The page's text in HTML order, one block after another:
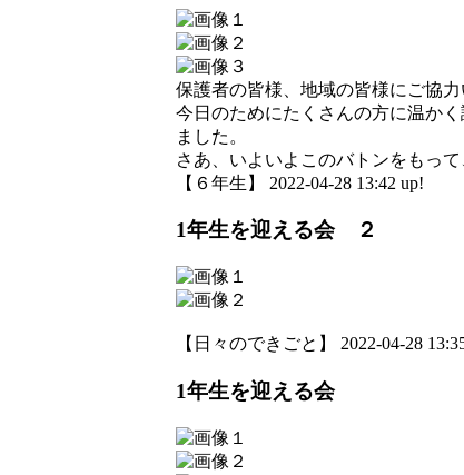
保護者の皆様、地域の皆様にご協
今日のためにたくさんの方に温か
ました。
さあ、いよいよこのバトンをもって
【６年生】 2022-04-28 13:42 up!
1年生を迎える会 ２
【日々のできごと】 2022-04-28
1年生を迎える会